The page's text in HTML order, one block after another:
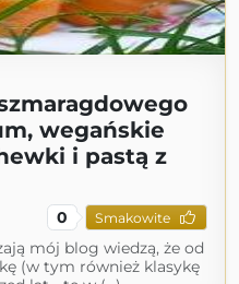
wegańskie
i pastą z
0 Smakowite
mój blog wiedzą, że od
(w tym również klasykę